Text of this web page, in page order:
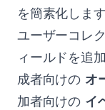
を簡素化しま
ユーザーコレ
ィールドを追
成者向けの オ
加者向けの イ